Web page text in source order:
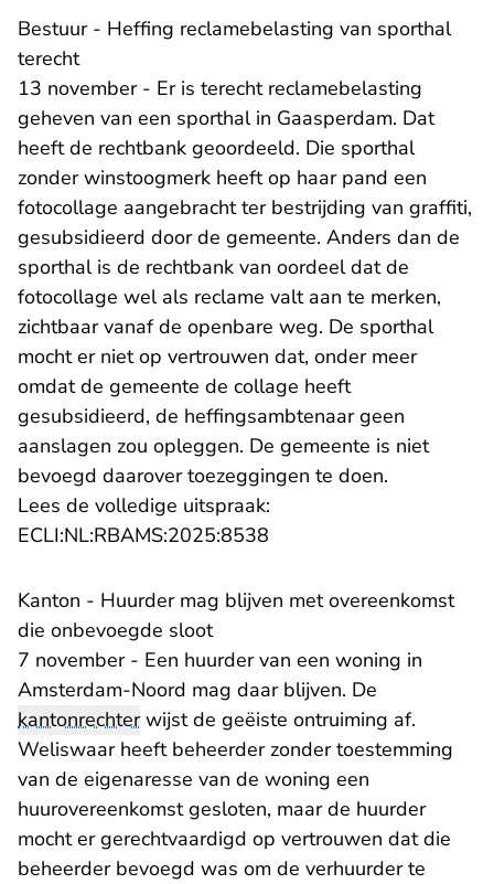
Bestuur - Heffing reclamebelasting van sporthal
terecht
13 november - Er is terecht reclamebelasting
geheven van een sporthal in Gaasperdam. Dat
heeft de rechtbank geoordeeld. Die sporthal
zonder winstoogmerk heeft op haar pand een
fotocollage aangebracht ter bestrijding van graffiti,
gesubsidieerd door de gemeente. Anders dan de
sporthal is de rechtbank van oordeel dat de
fotocollage wel als reclame valt aan te merken,
zichtbaar vanaf de openbare weg. De sporthal
mocht er niet op vertrouwen dat, onder meer
omdat de gemeente de collage heeft
gesubsidieerd, de heffingsambtenaar geen
aanslagen zou opleggen. De gemeente is niet
bevoegd daarover toezeggingen te doen.
Lees de volledige uitspraak:
ECLI:NL:RBAMS:2025:8538
Kanton - Huurder mag blijven met overeenkomst
die onbevoegde sloot
7 november - Een huurder van een woning in
Amsterdam-Noord mag daar blijven. De
kantonrechterwijst de geëiste ontruiming af.
Weliswaar heeft beheerder zonder toestemming
van de eigenaresse van de woning een
huurovereenkomst gesloten, maar de huurder
mocht er gerechtvaardigd op vertrouwen dat die
beheerder bevoegd was om de verhuurder te